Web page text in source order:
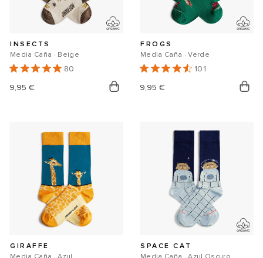
INSECTS
Media Caña · Beige
80
Precio
9,95 €
FROGS
Media Caña · Verde
101
Precio
9,95 €
GIRAFFE
SPACE CAT